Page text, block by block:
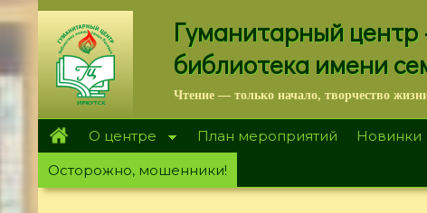
Перейти
к
основному
содержанию
Гуманитарный центр
библиотека имени
Чтение — только начало, творчество
О центре План мероприятий Новинки
Осторожно, мошенники!